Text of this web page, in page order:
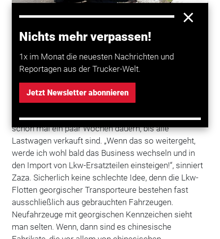
Nichts mehr verpassen!
1x im Monat die neuesten Nachrichten und
Reportagen aus der Trucker-Welt.
Jetzt Newsletter abonnieren
Lkw-Unfälle sind tatsächlich eher die Ausnahme
Und trotzdem ist Zaza mit dem Geschäft nicht mehr
Kunden die Fahrzeuge buchstäblich aus den Händen
gerissen – so viele Aufträge hatte die
Transportbranche damals.“ Heute könne es dagegen
schon mal ein paar Wochen dauern, bis alle
Lastwagen verkauft sind. „Wenn das so weitergeht,
werde ich wohl bald das Business wechseln und in
den Import von Lkw-Ersatzteilen einsteigen!“, sinniert
Zaza. Sicherlich keine schlechte Idee, denn die Lkw-
Flotten georgischer Transporteure bestehen fast
ausschließlich aus gebrauchten Fahrzeugen.
Neufahrzeuge mit georgischen Kennzeichen sieht
man selten. Wenn, dann sind es chinesische